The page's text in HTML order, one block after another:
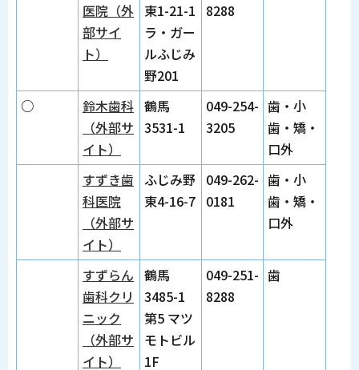
医院（外
部サイ
ト）
東1-21-1
ラ・ガー
ルふじみ
野201
8288
○
鈴木歯科
（外部サ
イト）
鶴馬
3531-1
049-254-
3205
歯・小
歯・矯・
口外
すずき歯
科医院
（外部サ
イト）
ふじみ野
東4-16-7
049-262-
0181
歯・小
歯・矯・
口外
すずらん
歯科クリ
ニック
（外部サ
イト）
鶴馬
3485-1
第5 マツ
モトビル
1F
049-251-
8288
歯